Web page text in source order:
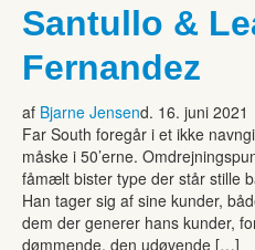
Santullo &
Fernandez
af Bjarne Jensend. 16. juni 2021
Far South foregår i et ikke
måske i 50’erne.
fåmælt bister type der står stille
Han tager sig af sine kunder,
dem der generer hans kunder,
dømmende, den udøvende […]